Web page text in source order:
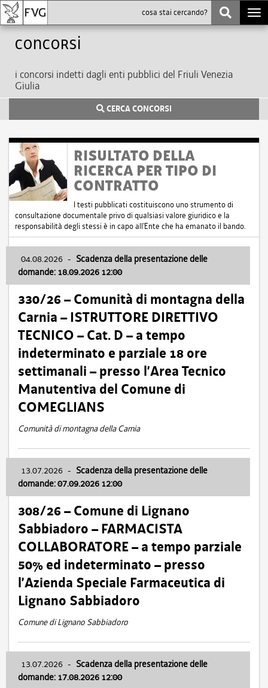
Concorsi
i concorsi indetti dagli enti pubblici del Friuli Venezia
Giulia
CERCA CONCORSI
RISULTATO DELLA
RICERCA PER TIPO DI
CONTRATTO
I testi pubblicati costituiscono uno strumento di
consultazione documentale privo di qualsiasi valore giuridico e la
responsabilità degli stessi è in capo all'Ente che ha emanato il bando.
04.08.2026 - Scadenza della presentazione delle
domande: 18.09.2026 12:00
330/26 – Comunità di montagna della
Carnia – ISTRUTTORE DIRETTIVO
TECNICO – Cat. D – a tempo
indeterminato e parziale 18 ore
settimanali – presso l’Area Tecnico
Manutentiva del Comune di
COMEGLIANS
Comunità di montagna della Carnia
13.07.2026 - Scadenza della presentazione delle
domande: 07.09.2026 12:00
308/26 – Comune di Lignano
Sabbiadoro – FARMACISTA
COLLABORATORE – a tempo parziale
50% ed indeterminato – presso
l’Azienda Speciale Farmaceutica di
Lignano Sabbiadoro
Comune di Lignano Sabbiadoro
13.07.2026 - Scadenza della presentazione delle
domande: 17.08.2026 12:00